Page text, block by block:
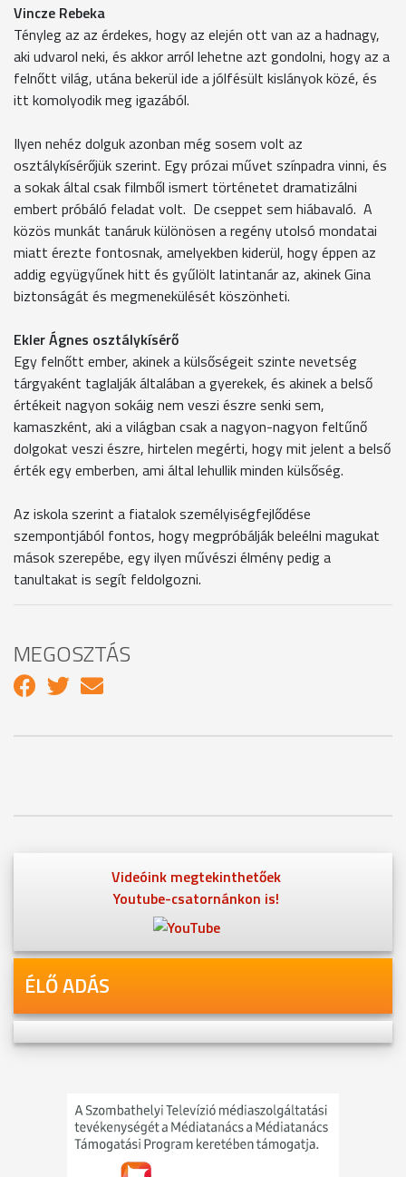
Vincze Rebeka
Tényleg az az érdekes, hogy az elején ott van az a hadnagy,
aki udvarol neki, és akkor arról lehetne azt gondolni, hogy az a
felnőtt világ, utána bekerül ide a jólfésült kislányok közé, és
itt komolyodik meg igazából.
Ilyen nehéz dolguk azonban még sosem volt az
osztálykísérőjük szerint. Egy prózai művet színpadra vinni, és
a sokak által csak filmből ismert történetet dramatizálni
embert próbáló feladat volt. De cseppet sem hiábavaló. A
közös munkát tanáruk különösen a regény utolsó mondatai
miatt érezte fontosnak, amelyekben kiderül, hogy éppen az
addig együgyűnek hitt és gyűlölt latintanár az, akinek Gina
biztonságát és megmenekülését köszönheti.
Ekler Ágnes osztálykísérő
Egy felnőtt ember, akinek a külsőségeit szinte nevetség
tárgyaként taglalják általában a gyerekek, és akinek a belső
értékeit nagyon sokáig nem veszi észre senki sem,
kamaszként, aki a világban csak a nagyon-nagyon feltűnő
dolgokat veszi észre, hirtelen megérti, hogy mit jelent a belső
érték egy emberben, ami által lehullik minden külsőség.
Az iskola szerint a fiatalok személyiségfejlődése
szempontjából fontos, hogy megpróbálják beleélni magukat
mások szerepébe, egy ilyen művészi élmény pedig a
tanultakat is segít feldolgozni.
MEGOSZTÁS
Videóink megtekinthetőek
Youtube-csatornánkon is!
ÉLŐ ADÁS